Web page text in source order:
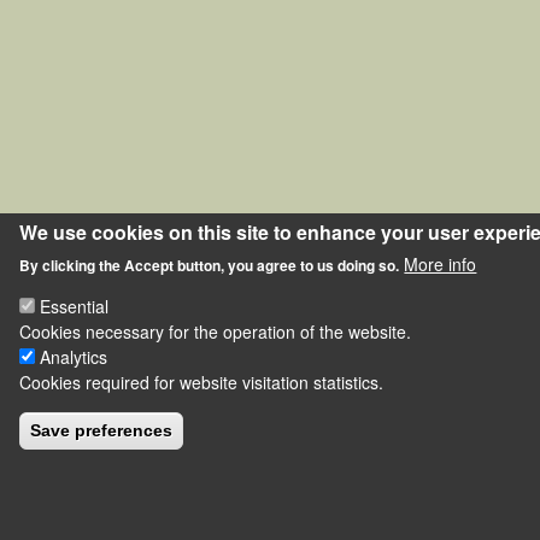
We use cookies on this site to enhance your user
By clicking the Accept button, you agree to us doing so. More info
Essential
Cookies necessary for the operation of the website.
Analytics
Cookies required for website visitation statistics.
Save preferences